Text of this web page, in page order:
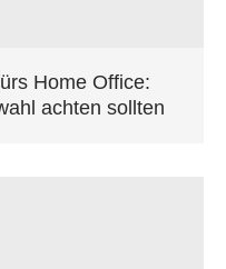
Home Office:
achten sollten